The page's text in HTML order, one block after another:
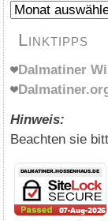
Archiv
Linktipps
Dalmatiner
Hinweis:
Beachten sie